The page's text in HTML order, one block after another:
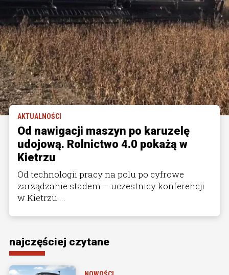
AKTUALNOŚCI
Od nawigacji maszyn po karuzelę
udojową. Rolnictwo 4.0 pokażą w
Kietrzu
Od technologii pracy na polu po cyfrowe
zarządzanie stadem – uczestnicy konferencji
w Kietrzu ...
najczęściej czytane